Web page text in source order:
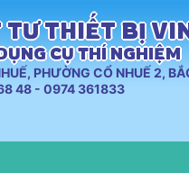
TƯ THIẾT BỊ
CỤ THÍ NGHIỆM
PHƯỜNG CỔ NHUẾ 2,
48 - 0974 361833